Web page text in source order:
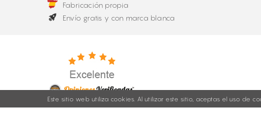
Este sitio web utiliza cookies. Al utilizar este sitio, aceptas el uso de
Fabricación propia
Envío gratis y con marca blanca